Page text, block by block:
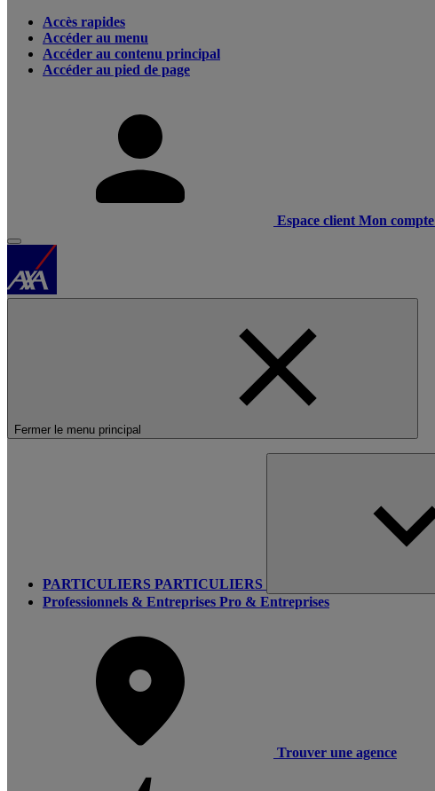
Accès rapides
Accéder au menu
Accéder au contenu principal
Accéder au pied de page
Espace client Mon compte
Fermer le menu principal
PARTICULIERS PARTICULIERS
Professionnels & Entreprises Pro & Entreprises
Trouver une agence